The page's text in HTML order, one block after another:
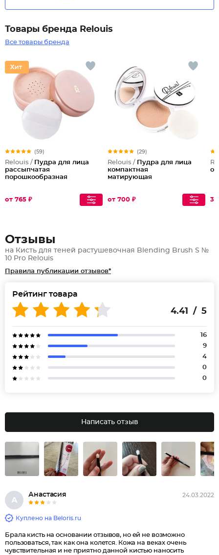
Товары бренда Relouis
Все товары бренда
(59)
Relouis / Пудра для лица
рассыпчатая
порошкообразная
от 765 ₽
(29)
Relouis / Пудра для лица
компактная
матирующая
от 700 ₽
Отзывы
на Кисть для теней растушевочная Blending Brush S №
10 Pro Relouis
Правила публикации отзывов*
Рейтинг товара
4.41 / 5
16
9
4
0
0
Написать отзыв
А
Анастасия 24.03.2022
Куплено на Beloris.ru
Брала кисть на основании отзывов, но ей не возможно
пользоваться, так как она колется. Кожа на веках очень
чувствительная и не приятно данной кистью наносить